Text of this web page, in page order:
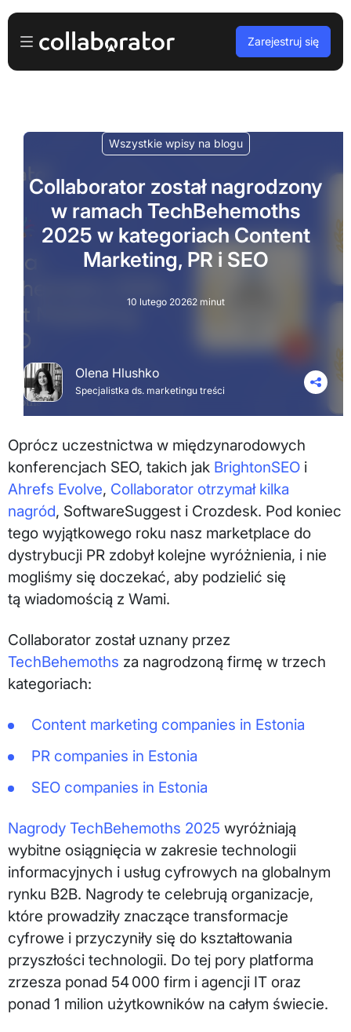
Dla agencji
Podcasty i webinary
Zarezerwuj demo
Języki
Darmowa rejestracja
Zarejestruj się
Wszystkie wpisy na blogu
Collaborator został nagrodzony
w ramach TechBehemoths
2025 w kategoriach Content
Marketing, PR i SEO
2 minut
10 lutego 2026
Olena Hlushko
Specjalistka ds. marketingu treści
Oprócz uczestnictwa w międzynarodowych
konferencjach SEO, takich jak BrightonSEO i
Ahrefs Evolve, Collaborator otrzymał kilka
nagród, SoftwareSuggest i Crozdesk. Pod koniec
tego wyjątkowego roku nasz marketplace do
dystrybucji PR zdobył kolejne wyróżnienia, i nie
mogliśmy się doczekać, aby podzielić się
tą wiadomością z Wami.
Collaborator został uznany przez
TechBehemoths za nagrodzoną firmę w trzech
kategoriach:
Content marketing companies in Estonia
PR companies in Estonia
SEO companies in Estonia
Nagrody TechBehemoths 2025 wyróżniają
wybitne osiągnięcia w zakresie technologii
informacyjnych i usług cyfrowych na globalnym
rynku B2B. Nagrody te celebrują organizacje,
które prowadziły znaczące transformacje
cyfrowe i przyczyniły się do kształtowania
przyszłości technologii. Do tej pory platforma
zrzesza ponad 54 000 firm i agencji IT oraz
ponad 1 milion użytkowników na całym świecie.